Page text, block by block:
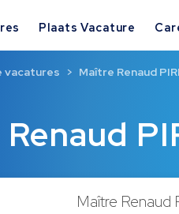
Plaats Vacature
vacatures Maître Renaud
Maître